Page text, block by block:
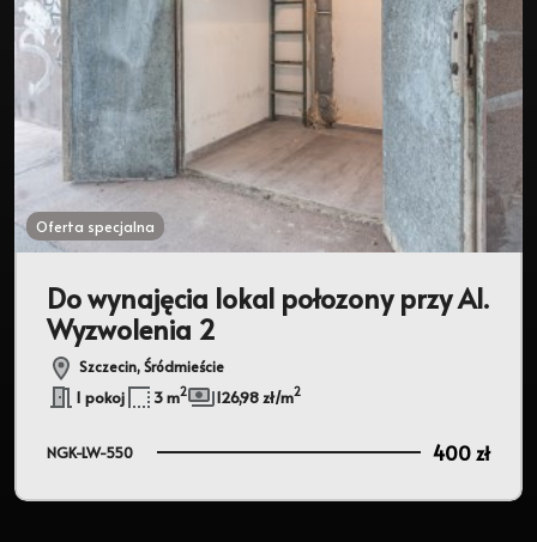
Oferta specjalna
Do wynajęcia lokal połozony przy Al.
Wyzwolenia 2
Szczecin, Śródmieście
1 pokoj 3 m2 126,98 zł/m2
NGK-LW-550 400 zł